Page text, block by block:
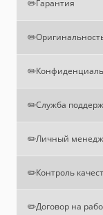
✏️Гарантия
✏️Служба
✏️Личный
✏️Контроль
✏️Договор на